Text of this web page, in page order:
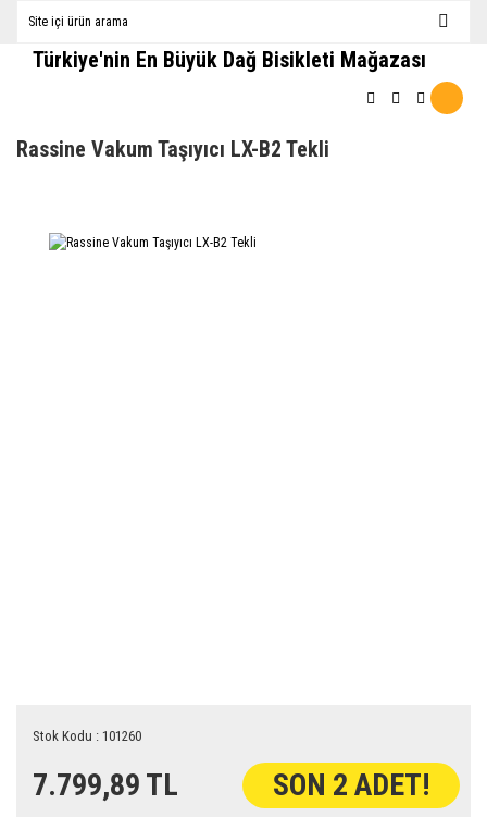
Türkiye'nin En Büyük Dağ Bisikleti Mağazası
Rassine Vakum Taşıyıcı LX-B2 Tekli
Stok Kodu : 101260
7.799,89 TL SON 2 ADET!